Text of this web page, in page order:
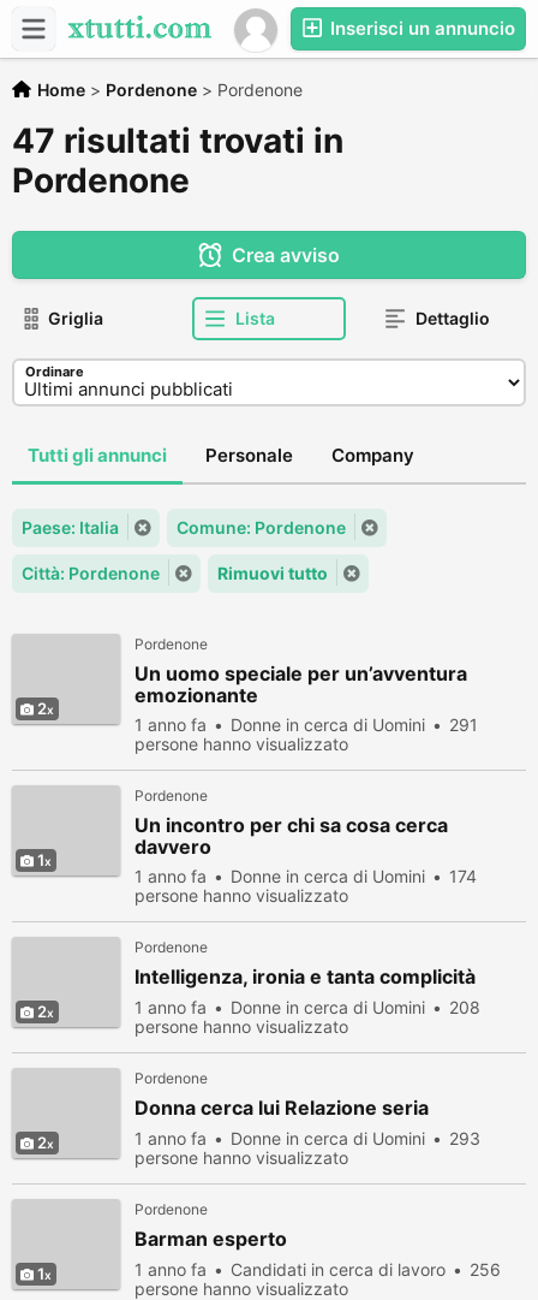
Inserisci un annuncio
Home > Pordenone > Pordenone
47 risultati trovati in
Pordenone
Crea avviso
Griglia Lista Dettaglio
Ordinare
Tutti gli annunci Personale Company
Paese: Italia Comune: Pordenone
Città: Pordenone Rimuovi tutto
2
Pordenone
Un uomo speciale per un’avventura
emozionante
1 anno fa Donne in cerca di Uomini
291
persone hanno visualizzato
1
Pordenone
Un incontro per chi sa cosa cerca
davvero
1 anno fa Donne in cerca di Uomini
174
persone hanno visualizzato
2
Pordenone
Intelligenza, ironia e tanta complicità
1 anno fa Donne in cerca di Uomini
208
persone hanno visualizzato
2
Pordenone
Donna cerca lui Relazione seria
1 anno fa Donne in cerca di Uomini
293
persone hanno visualizzato
1
Pordenone
Barman esperto
1 anno fa Candidati in cerca di lavoro
256
persone hanno visualizzato